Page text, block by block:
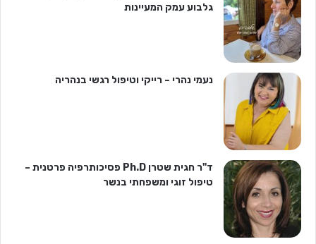
גלבוע עמק המעיינות
נעמי נהרי – רייקי וטיפול רגשי בנהריה
ד"ר חגית שטרן Ph.D פסיכותרפיה פרטנית –
טיפול זוגי ומשפחתי בנשר